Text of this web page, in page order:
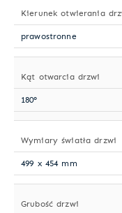
Kierunek otwierania
prawostronne
Kąt otwarcia drzwi
180°
Wymiary światła drzwi
499 x 454 mm
Grubość drzwi